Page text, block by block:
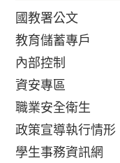
國教署公文
教育儲蓄專戶
內部控制
資安專區
職業安全衛生
政策宣導執行情形
學生事務資訊網